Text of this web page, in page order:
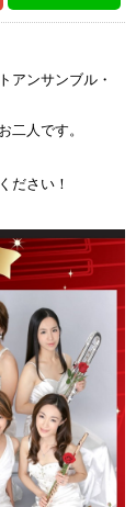
アンサンブル・
二人です。
ださい！